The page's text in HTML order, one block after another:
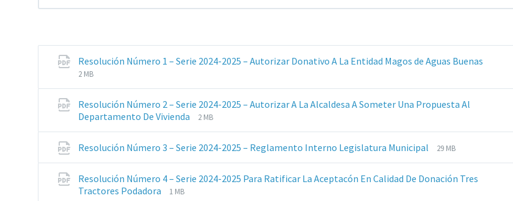
Resolución Número 1 – Serie 2024-2025 – Autorizar Donativo A La Entidad Magos de Aguas Buenas
Extensiones
pdf
Tamaño
2 MB
Resolución Número 2 – Serie 2024-2025 – Autorizar A La Alcaldesa A Someter Una Propuesta Al
Departamento De Vivienda
Extensiones
pdf
Tamaño
2 MB
Resolución Número 3 – Serie 2024-2025 – Reglamento Interno Legislatura Municipal
Extensiones
pdf
Tamaño
archive:
29 MB
Resolución Número 4 – Serie 2024-2025 Para Ratificar La Aceptacón En Calidad De Donación Tres
Tractores Podadora
Extensiones
Tamaño
1 MB